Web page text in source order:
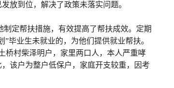
放到位，解决了政策未落实问题。
定帮扶措施，有效提高了帮扶成效。定期
毕业生未就业的，为他们提供就业帮扶。
桥村柴泽明户，家里两口人，本人严重哮
该户为整户低保户，家庭开支较重，因考